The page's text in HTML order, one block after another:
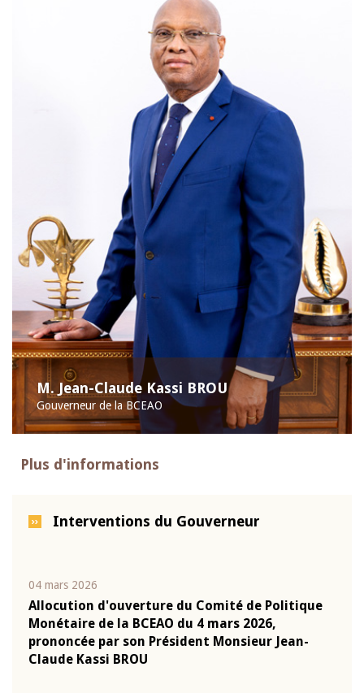
M. Jean-Claude Kassi BROU
Gouverneur de la BCEAO
Plus d'informations
Interventions du Gouverneur
04 mars 2026
Allocution d'ouverture du Comité de Politique
Monétaire de la BCEAO du 4 mars 2026,
prononcée par son Président Monsieur Jean-
Claude Kassi BROU